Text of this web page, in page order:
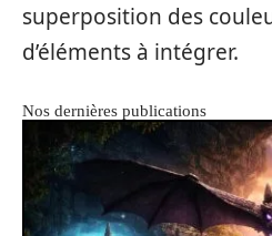
superposition des
d’éléments à intégrer.
Nos dernières publications